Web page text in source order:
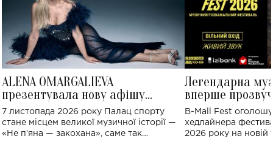
ALENA OMARGALIEVA
презентувала нову афішу
великого концерту в Палаці
спорту
7 листопада 2026 року Палац спорту
стане місцем великої музичної історії —
«Не пʼяна — закохана», саме так
Легендарна
вперше
Україні: де
B-Mall Fest
хедлайнера
2026 року на новій